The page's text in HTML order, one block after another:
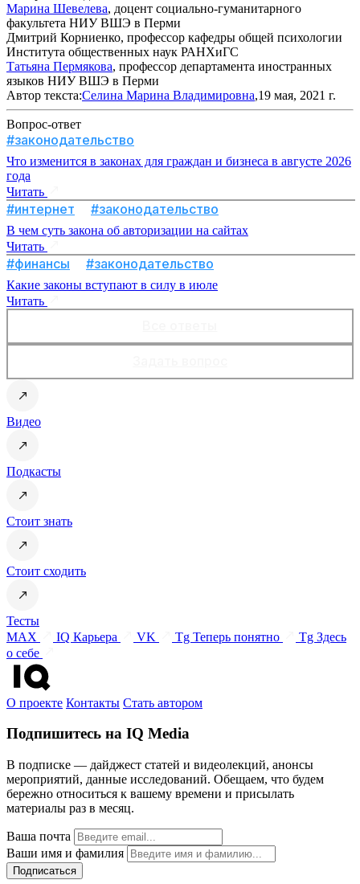
Марина Шевелева, доцент социально-гуманитарного
факультета НИУ ВШЭ в Перми
Дмитрий Корниенко, профессор кафедры общей психологии
Института общественных наук РАНХиГС
Татьяна Пермякова, профессор департамента иностранных
языков НИУ ВШЭ в Перми
Автор текста:Селина Марина Владимировна,19 мая, 2021 г.
Вопрос-ответ
#законодательство
Что изменится в законах для граждан и бизнеса в августе 2026
года
Читать
#интернет #законодательство
В чем суть закона об авторизации на сайтах
Читать
#финансы #законодательство
Какие законы вступают в силу в июле
Читать
Видео
Подкасты
Стоит знать
Стоит сходить
Тесты
MAX
IQ Карьера VK Tg Теперь понятно
Tg Здесь
о себе
О проекте Контакты Стать автором
Подпишитесь на IQ Media
В подписке — дайджест статей и видеолекций, анонсы
мероприятий, данные исследований. Обещаем, что будем
бережно относиться к вашему времени и присылать
материалы раз в месяц.
Ваша почта
Ваши имя и фамилия